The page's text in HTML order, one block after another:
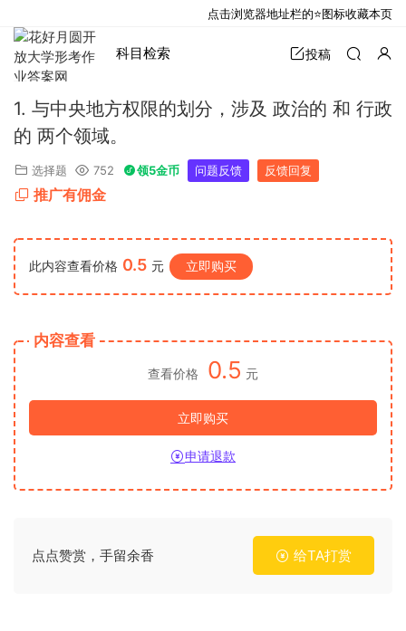
科目检索 投稿
1. 与中央地方权限的划分，涉及 政治的 和 行政
的 两个领域。
选择题 752 领5金币 问题反馈 反馈回复
推广有佣金
此内容查看价格 0.5 元 立即购买
内容查看
查看价格 0.5 元
立即购买
申请退款
点点赞赏，手留余香 给TA打赏
点击浏览器地址栏的⭐图标收藏本页